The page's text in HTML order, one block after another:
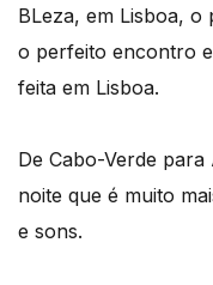
BLeza, em Lisboa,
o perfeito encontro
feita em Lisboa.
De Cabo-Verde
noite que é muito
e sons.